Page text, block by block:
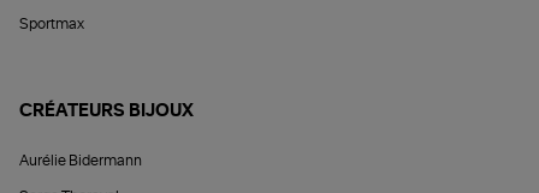
Sportmax
CRÉATEURS BIJOUX
Aurélie Bidermann